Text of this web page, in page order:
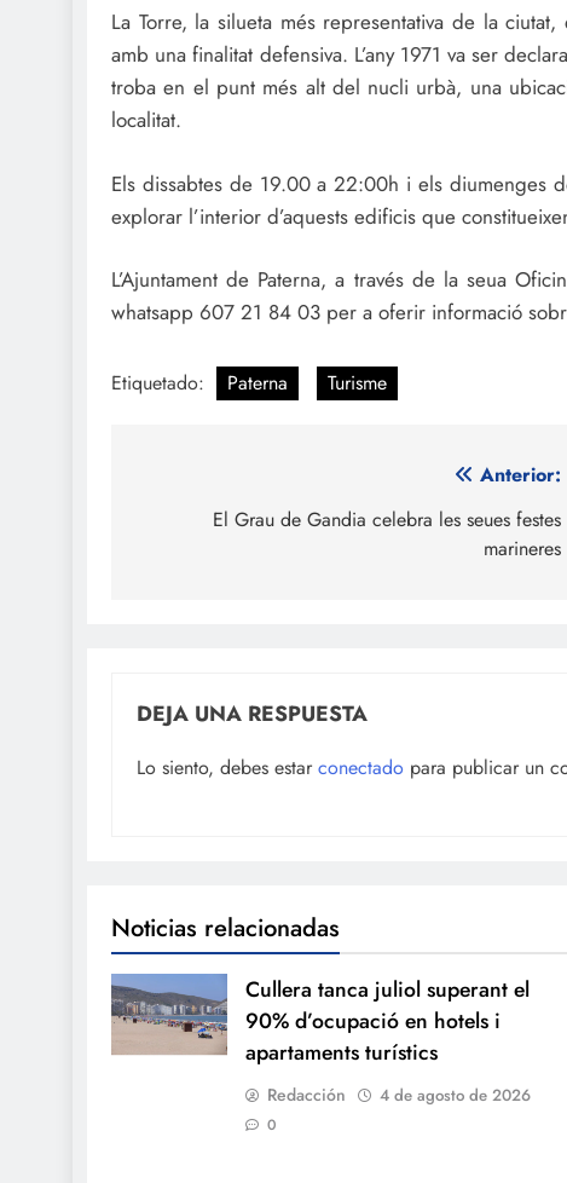
La Torre, la silueta més representativa de la
amb una finalitat defensiva. L’any 1971 va ser
troba en el punt més alt del nucli urbà, una
localitat.
Els dissabtes de 19.00 a 22:00h i els diumenges
explorar l’interior d’aquests edificis que
L’Ajuntament de Paterna, a través de la seua
whatsapp 607 21 84 03 per a oferir informació
Etiquetado: Paterna Turisme
Anterior:
El Grau de Gandia celebra les seues festes
marineres
DEJA UNA RESPUESTA
Lo siento, debes estar conectado para publicar un
Noticias relacionadas
Cullera tanca juliol superant el
90% d’ocupació en hotels i
apartaments turístics
Redacción 4 de agosto de 2026
0